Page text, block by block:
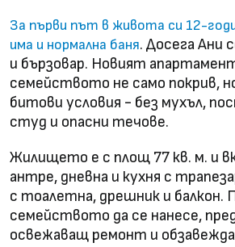
За първи път в живота си 12-
има и нормална баня. Досега Ани
и бързовар. Новият
семейството не само покрив,
битови условия - без мухъл,
студ и опасни течове.
Жилището е с площ 77 кв. м. и
антре, дневна и кухня с
с тоалетна, дрешник и балкон.
семейството да се нанесе,
освежаващ ремонт и